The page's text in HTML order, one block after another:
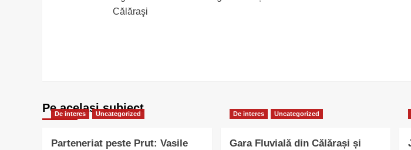
Călăraşi
Pe acelasi subiect
De interes Uncategorized
Parteneriat peste Prut: Vasile
De interes Uncategorized
Gara Fluvială din Călărași și